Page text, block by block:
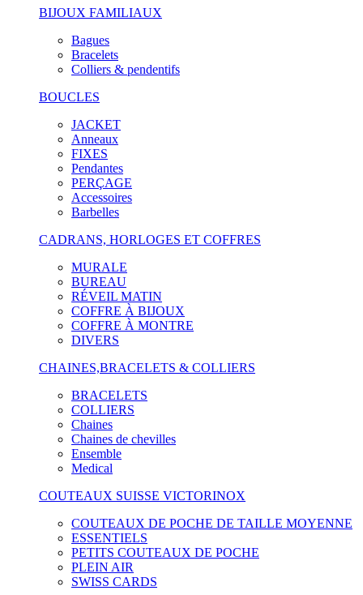
BIJOUX FAMILIAUX
Bagues
Bracelets
Colliers & pendentifs
BOUCLES
JACKET
Anneaux
FIXES
Pendantes
PERÇAGE
Accessoires
Barbelles
CADRANS, HORLOGES ET COFFRES
MURALE
BUREAU
RÉVEIL MATIN
COFFRE À BIJOUX
COFFRE À MONTRE
DIVERS
CHAINES,BRACELETS & COLLIERS
BRACELETS
COLLIERS
Chaines
Chaines de chevilles
Ensemble
Medical
COUTEAUX SUISSE VICTORINOX
COUTEAUX DE POCHE DE TAILLE MOYENNE
ESSENTIELS
PETITS COUTEAUX DE POCHE
PLEIN AIR
SWISS CARDS